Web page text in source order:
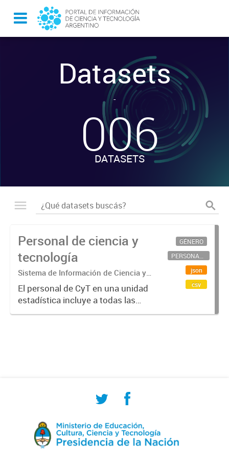
Datasets
-
006
DATASETS
Personal de ciencia y
tecnología
Sistema de Información de Ciencia y
Tecnología Argentino (SICYTAR)
El personal de CyT en una unidad
estadística incluye a todas las
personas involucradas
GÉNERO
PERSONAL CIENTÍFICO-TECNOLÓGICO
json
csv